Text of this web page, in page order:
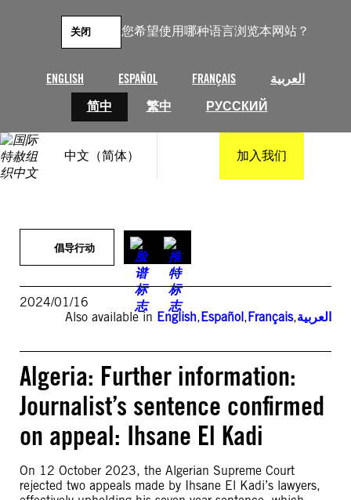
您希望使用哪种语言浏览本网站？
ENGLISH ESPAÑOL FRANÇAIS
العربية
简中
繁中 РУССКИЙ
关闭
中文（简体） 加入我们
倡导行动
2024/01/16
Also available in English,Español,Français,العربية
Algeria: Further information:
Journalist’s sentence confirmed
on appeal: Ihsane El Kadi
On 12 October 2023, the Algerian Supreme Court
rejected two appeals made by Ihsane El Kadi’s lawyers,